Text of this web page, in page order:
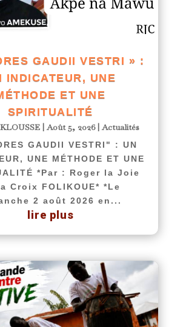
GAUDII VESTRI » :
INDICATEUR, UNE
ET UNE
SPIRITUALITÉ
|Août 5, 2026|Actualités
GAUDII VESTRI" : UN
UNE MÉTHODE ET UNE
*Par : Roger la Joie
Croix FOLIKOUE* *Le
2 août 2026 en...
lire plus